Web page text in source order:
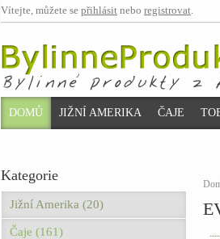
Vítejte, můžete se přihlásit nebo registrovat.
DOMŮ JIŽNÍ AMERIKA ČAJE
Kategorie
Jižní Amerika (20)
Čaje (161)